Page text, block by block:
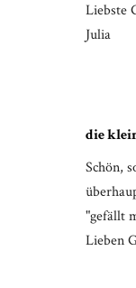
Liebste
Julia
die
Schön,
"gefällt
Lieben